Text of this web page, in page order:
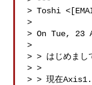
> Toshi
>
> On Tue, 23
>
> > はじめまし
> >
> > 現在